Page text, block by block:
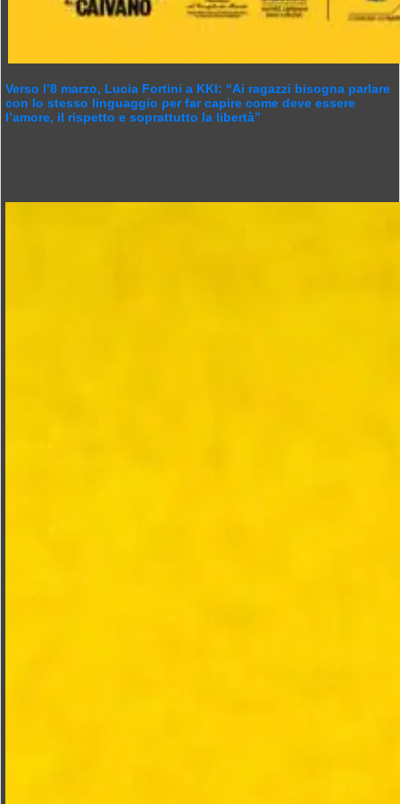
Verso l’8 marzo, Lucia Fortini a KKI: “Ai ragazzi bisogna parlare
con lo stesso linguaggio per far capire come deve essere
l’amore, il rispetto e soprattutto la libertà”